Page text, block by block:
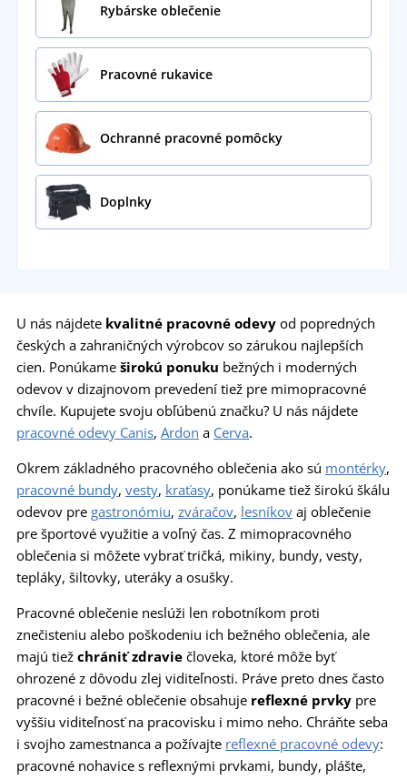
Rybárske oblečenie
Pracovné rukavice
Ochranné pracovné pomôcky
Doplnky
U nás nájdete kvalitné pracovné odevy od popredných
českých a zahraničných výrobcov so zárukou najlepších
cien. Ponúkame širokú ponuku bežných i moderných
odevov v dizajnovom prevedení tiež pre mimopracovné
chvíle. Kupujete svoju obľúbenú značku? U nás nájdete
pracovné odevy Canis, Ardon a Cerva.
Okrem základného pracovného oblečenia ako sú montérky,
pracovné bundy, vesty, kraťasy, ponúkame tiež širokú škálu
odevov pre gastronómiu, zváračov, lesníkov aj oblečenie
pre športové využitie a voľný čas. Z mimopracovného
oblečenia si môžete vybrať tričká, mikiny, bundy, vesty,
tepláky, šiltovky, uteráky a osušky.
Pracovné oblečenie neslúži len robotníkom proti
znečisteniu alebo poškodeniu ich bežného oblečenia, ale
majú tiež chrániť zdravie človeka, ktoré môže byť
ohrozené z dôvodu zlej viditeľnosti. Práve preto dnes často
pracovné i bežné oblečenie obsahuje reflexné prvky pre
vyššiu viditeľnosť na pracovisku i mimo neho. Chráňte seba
i svojho zamestnanca a požívajte reflexné pracovné odevy:
pracovné nohavice s reflexnými prvkami, bundy, plášte,